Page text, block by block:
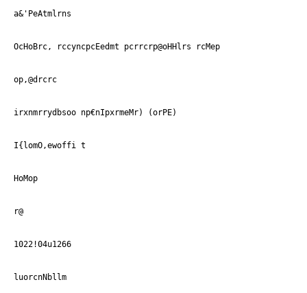
a&'PeAtmlrns
OcHoBrc, rccyncpcEedmt pcrrcrp@oHHlrs rcMep
op,@drcrc
irxnmrrydbsoo np€nIpxrmeMr) (orPE)
I{lomO,ewoffi t
HoMop
r@
1022!04u1266
luorcnNbllm